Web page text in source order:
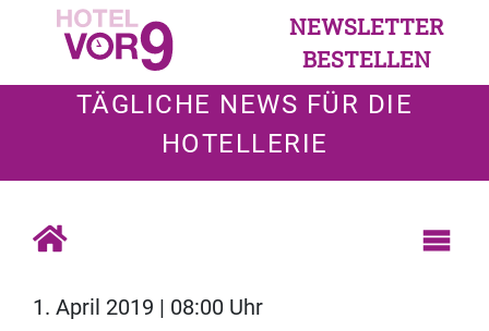
NEWSLETTER
BESTELLEN
TÄGLICHE NEWS FÜR DIE
HOTELLERIE
1. April 2019 | 08:00 Uhr